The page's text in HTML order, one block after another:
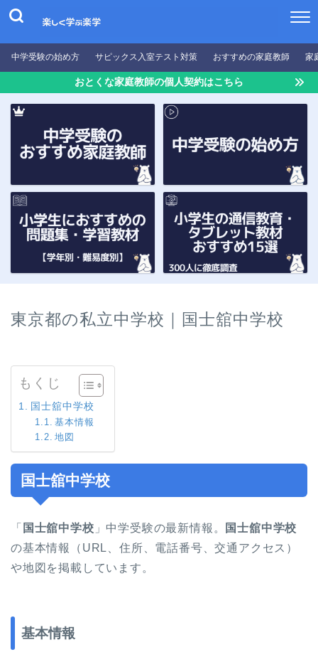
中学受験の始め方 サピックス入室テスト対策 おすすめの家庭教師 家
おとくな家庭教師の個人契約はこちら
東京都の私立中学校｜国士舘中学校
もくじ
国士舘中学校
基本情報
地図
国士舘中学校
「 国士舘中学校 」中学受験の最新情報。
国士舘中学校
の基本情報（URL、住所、電話番号、交通アクセス）
や地図を掲載しています。
基本情報